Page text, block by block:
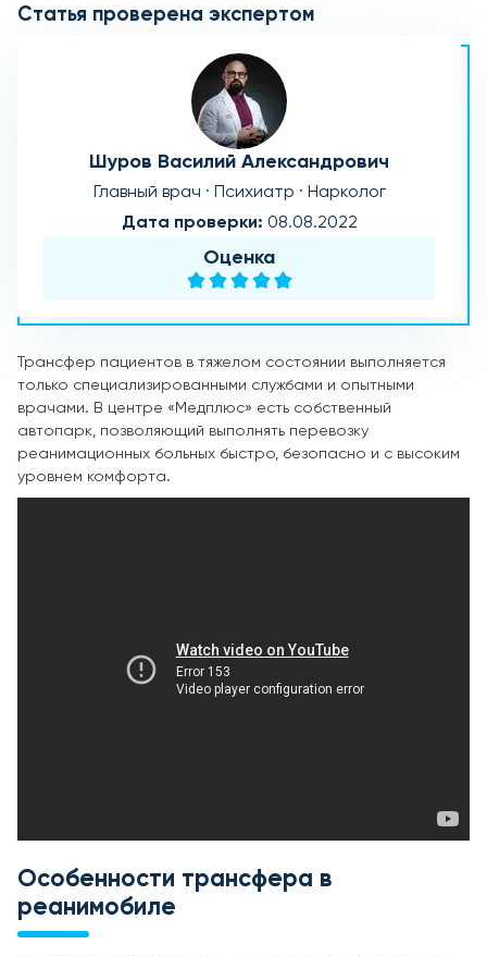
Статья проверена экспертом
Шуров Василий Александрович
Главный врач · Психиатр · Нарколог
Дата проверки: 08.08.2022
Оценка
Трансфер пациентов в тяжелом состоянии выполняется
только специализированными службами и опытными
врачами. В центре «Медплюс» есть собственный
автопарк, позволяющий выполнять перевозку
реанимационных больных быстро, безопасно и с высоким
уровнем комфорта.
Особенности трансфера в
реанимобиле